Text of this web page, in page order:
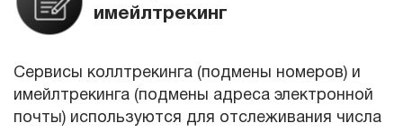
имейлтрекинг
Сервисы коллтрекинга (подмены номеров) и
имейлтрекинга (подмены адреса электронной
почты) используются для отслеживания числа